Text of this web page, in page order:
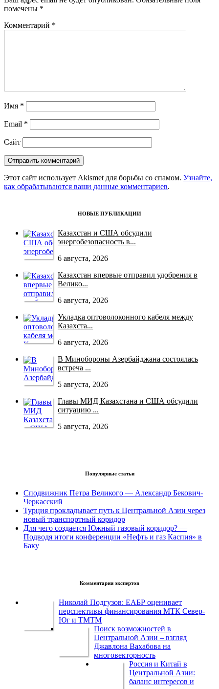
помечены *
Комментарий *
Имя *
Email *
Сайт
Этот сайт использует Akismet для борьбы со спамом. Узнайте,
как обрабатываются ваши данные комментариев.
НОВЫЕ ПУБЛИКАЦИИ
Казахстан и США обсудили
энергобезопасность в...
6 августа, 2026
Казахстан впервые отправил удобрения в
Велико...
6 августа, 2026
Укладка оптоволоконного кабеля между
Казахста...
6 августа, 2026
В Минобороны Азербайджана состоялась
встреча ...
5 августа, 2026
Главы МИД Казахстана и США обсудили
ситуацию ...
5 августа, 2026
Популярные статьи
Сподвижник Петра Великого — Александр Бекович-
Черкасский
Турция прокладывает путь к Центральной Азии через
новый транспортный коридор
Для чего создается Южный газовый коридор? —
Подводя итоги конференции «Нефть и газ Каспия» в
Баку
Комментарии экспертов
Николай Подгузов: ЕАБР оценивает
перспективы финансирования МТК Север-
Юг и ТМТМ
Поиск возможностей в
Центральной Азии – взгляд
Джавлона Вахабова на
многовекторность
Россия и Китай в
Центральной Азии:
баланс интересов и